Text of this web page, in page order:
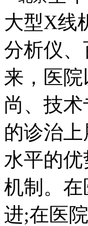
大型X线
分析仪
来，医
尚、技
的诊治
水平的
机制。
进;在医